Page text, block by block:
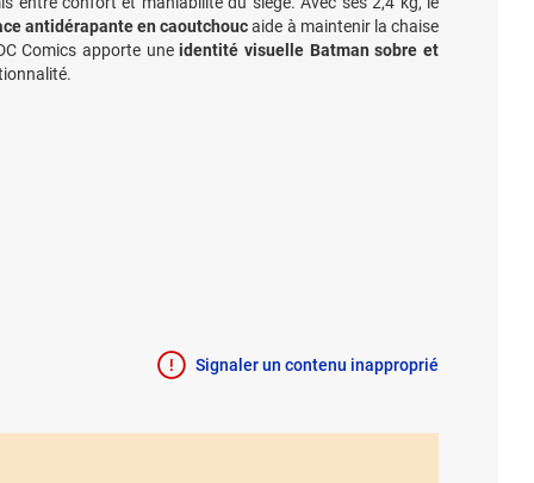
antidérapante en caoutchoucaide à maintenir la chaise
Comics apporte uneidentité visuelle Batman sobre et
Signaler un contenu inapproprié